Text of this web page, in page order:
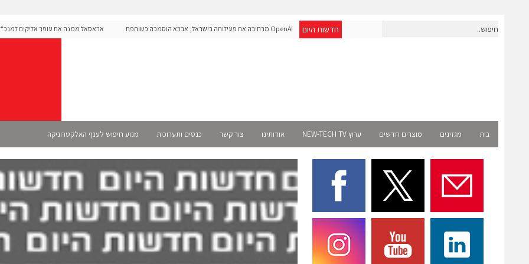
חדשות היוםחברת IAIG גייסה 6 מיליון דולר להקמת חברות תוכנה שנבנו מראש
OpenAI מרחיבה את פעילותה בישראל; אברא הוסמכה כשותפת
אראסאל ממנה את עופר אליקים למנכ"ל
בית מגזינים מוצרים חדשים ערוץ NEW-TECH TV אודותינו צור קשר כנסים ותערוכות מנוע חיפוש לענף האלקטרוניקה